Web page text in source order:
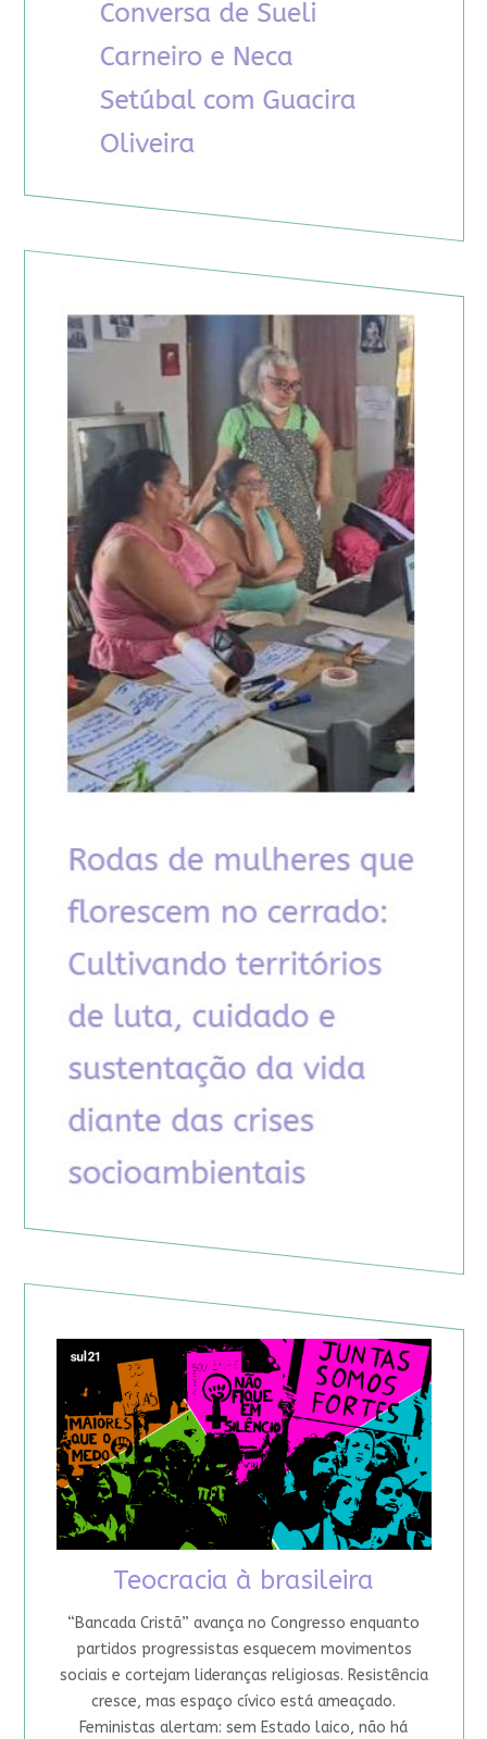
Teocracia à brasileira
“Bancada Cristã” avança no Congresso enquanto
partidos progressistas esquecem movimentos
sociais e cortejam lideranças religiosas. Resistência
cresce, mas espaço cívico está ameaçado.
Feministas alertam: sem Estado laico, não há